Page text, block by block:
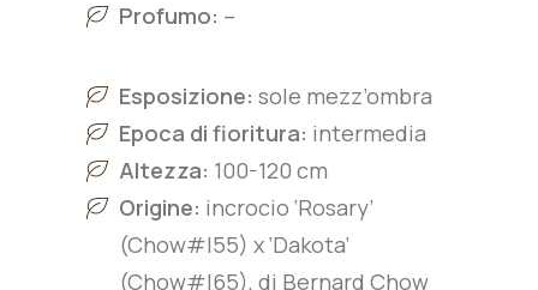
Profumo: –
Esposizione: sole mezz’ombra
Epoca di fioritura: intermedia
Altezza: 100-120 cm
Origine: incrocio ‘Rosary’
(Chow#I55) x ‘Dakota’
(Chow#I65), di Bernard Chow